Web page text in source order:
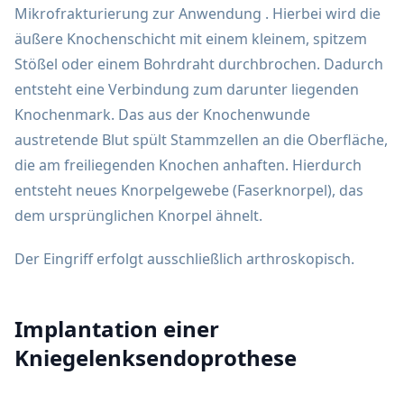
Mikrofrakturierung zur Anwendung . Hierbei wird die
äußere Knochenschicht mit einem kleinem, spitzem
Stößel oder einem Bohrdraht durchbrochen. Dadurch
entsteht eine Verbindung zum darunter liegenden
Knochenmark. Das aus der Knochenwunde
austretende Blut spült Stammzellen an die Oberfläche,
die am freiliegenden Knochen anhaften. Hierdurch
entsteht neues Knorpelgewebe (Faserknorpel), das
dem ursprünglichen Knorpel ähnelt.
Der Eingriff erfolgt ausschließlich arthroskopisch.
Implantation einer
Kniegelenksendoprothese